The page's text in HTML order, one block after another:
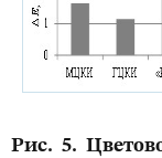
Рис. 5.